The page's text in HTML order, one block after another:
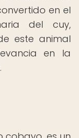
en el
del cuy,
este animal
en la